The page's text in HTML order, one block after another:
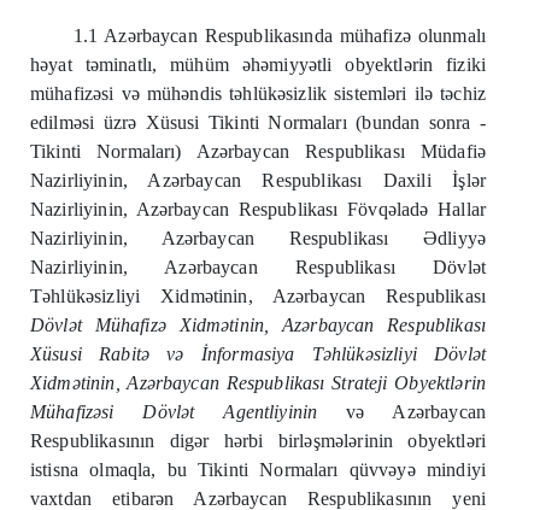
1.1 Azərbaycan Respublikasında mühafizə olunmalı
həyat təminatlı, mühüm əhəmiyyətli obyektlərin fiziki
mühafizəsi və mühəndis təhlükəsizlik sistemləri ilə təchiz
edilməsi üzrə Xüsusi Tikinti Normaları (bundan sonra -
Tikinti Normaları) Azərbaycan Respublikası Müdafiə
Nazirliyinin, Azərbaycan Respublikası Daxili İşlər
Nazirliyinin, Azərbaycan Respublikası Fövqəladə Hallar
Nazirliyinin, Azərbaycan Respublikası Ədliyyə
Nazirliyinin, Azərbaycan Respublikası Dövlət
Təhlükəsizliyi Xidmətinin, Azərbaycan Respublikası
Dövlət Mühafizə Xidmətinin, Azərbaycan Respublikası
Xüsusi Rabitə və İnformasiya Təhlükəsizliyi Dövlət
Xidmətinin, Azərbaycan Respublikası Strateji Obyektlərin
Mühafizəsi Dövlət Agentliyinin və Azərbaycan
Respublikasının digər hərbi birləşmələrinin obyektləri
istisna olmaqla, bu Tikinti Normaları qüvvəyə mindiyi
vaxtdan etibarən Azərbaycan Respublikasının yeni